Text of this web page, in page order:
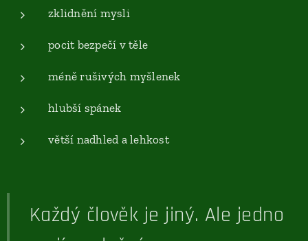
zklidnění mysli
pocit bezpečí v těle
méně rušivých myšlenek
hlubší spánek
větší nadhled a lehkost
Každý člověk je jiný. Ale jedno